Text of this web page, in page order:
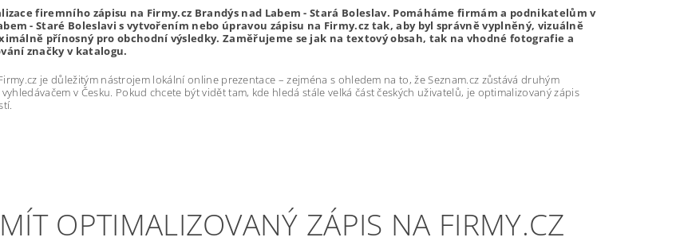
firemního zápisu na Firmy.cz Brandýs nad Labem - Stará Boleslav. Pomáháme firmám a podnikatelům v
- Staré Boleslavi s vytvořením nebo úpravou zápisu na Firmy.cz tak, aby byl správně vyplněný, vizuálně
přínosný pro obchodní výsledky. Zaměřujeme se jak na textový obsah, tak na vhodné fotografie a
značky v katalogu.
je důležitým nástrojem lokální online prezentace – zejména s ohledem na to, že Seznam.cz zůstává druhým
v Česku. Pokud chcete být vidět tam, kde hledá stále velká část českých uživatelů, je optimalizovaný zápis
OPTIMALIZOVANÝ ZÁPIS NA FIRMY.CZ